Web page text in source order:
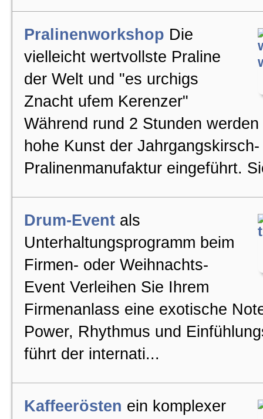
Pralinenworkshop Die
vielleicht wertvollste Praline
der Welt und "es urchigs
Znacht ufem Kerenzer"
Während rund 2 Stunden
hohe Kunst der Jahrgangskirsch-
Pralinenmanufaktur eingeführt.
Drum-Event als
Unterhaltungsprogramm beim
Firmen- oder Weihnachts-
Event Verleihen Sie Ihrem
Firmenanlass eine exotische
Power, Rhythmus und
führt der internati...
Kaffeerösten ein komplexer